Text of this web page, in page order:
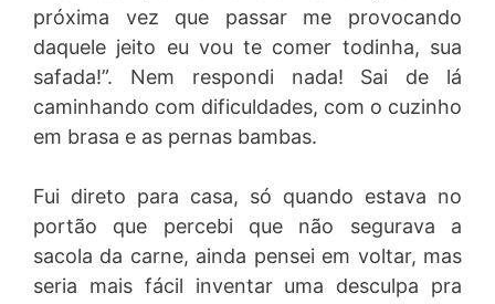
próxima vez que passar me provocando
daquele jeito eu vou te comer todinha, sua
safada!”. Nem respondi nada! Sai de lá
caminhando com dificuldades, com o cuzinho
em brasa e as pernas bambas.
Fui direto para casa, só quando estava no
portão que percebi que não segurava a
sacola da carne, ainda pensei em voltar, mas
seria mais fácil inventar uma desculpa pra